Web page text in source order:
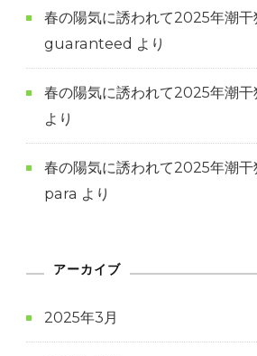
春の陽気に誘われて2025年潮干
guaranteed より
春の陽気に誘われて2025年潮干
より
春の陽気に誘われて2025年潮干
para より
アーカイブ
2025年3月